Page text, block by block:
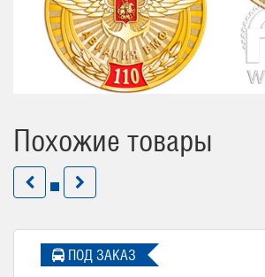
Похожие товары
ПОД ЗАКАЗ